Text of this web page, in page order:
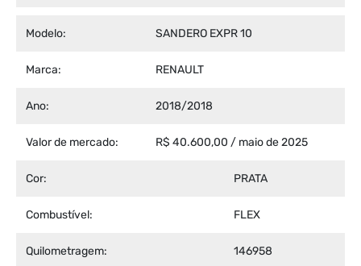
Modelo: SANDERO EXPR 10
Marca: RENAULT
Ano: 2018/2018
Valor de mercado: R$ 40.600,00 / maio de 2025
Cor: PRATA
Combustível: FLEX
Quilometragem: 146958